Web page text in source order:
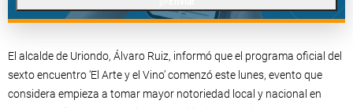
El alcalde de Uriondo, Álvaro Ruiz, informó que el programa oficial del
sexto encuentro ‘El Arte y el Vino’ comenzó este lunes, evento que
considera empieza a tomar mayor notoriedad local y nacional en